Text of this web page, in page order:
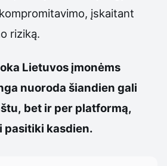
įskaitant
riziką.
Lietuvos įmonėms
nuoroda šiandien gali
bet ir per platformą,
pasitiki kasdien.